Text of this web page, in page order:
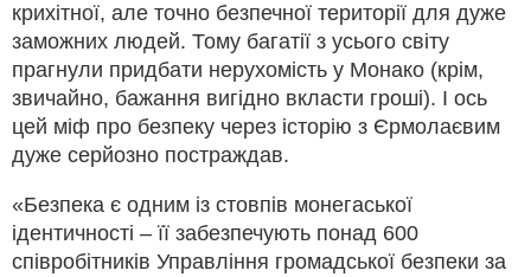
крихітної, але точно безпечної території для дуже
заможних людей. Тому багатії з усього світу
прагнули придбати нерухомість у Монако (крім,
звичайно, бажання вигідно вкласти гроші). І ось
цей міф про безпеку через історію з Єрмолаєвим
дуже серйозно постраждав.
«Безпека є одним із стовпів монегаської
ідентичності – її забезпечують понад 600
співробітників Управління громадської безпеки за